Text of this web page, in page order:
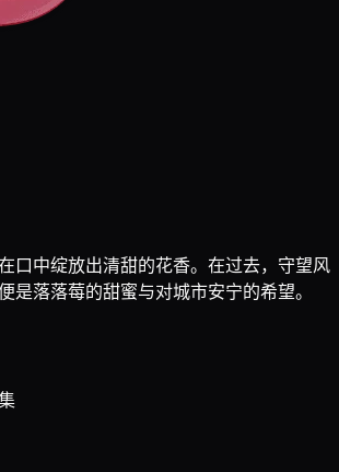
口中绽放出清甜的花香。在过去，守望风
是落落莓的甜蜜与对城市安宁的希望。